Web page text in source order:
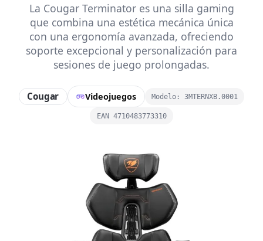
La Cougar Terminator es una silla gaming
que combina una estética mecánica única
con una ergonomía avanzada, ofreciendo
soporte excepcional y personalización para
sesiones de juego prolongadas.
Cougar Videojuegos Modelo: 3MTERNXB.0001
EAN 4710483773310